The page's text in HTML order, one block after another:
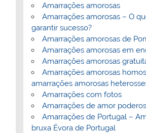
Amarrações amorosas
Amarrações amorosas – O
garantir sucesso?
Amarrações amorosas de
Amarrações amorosas em
Amarrações amorosas
Amarrações amorosas
amarrações amorosas
Amarrações com fotos
Amarrações de amor
Amarrações de Portugal –
bruxa Évora de Portugal